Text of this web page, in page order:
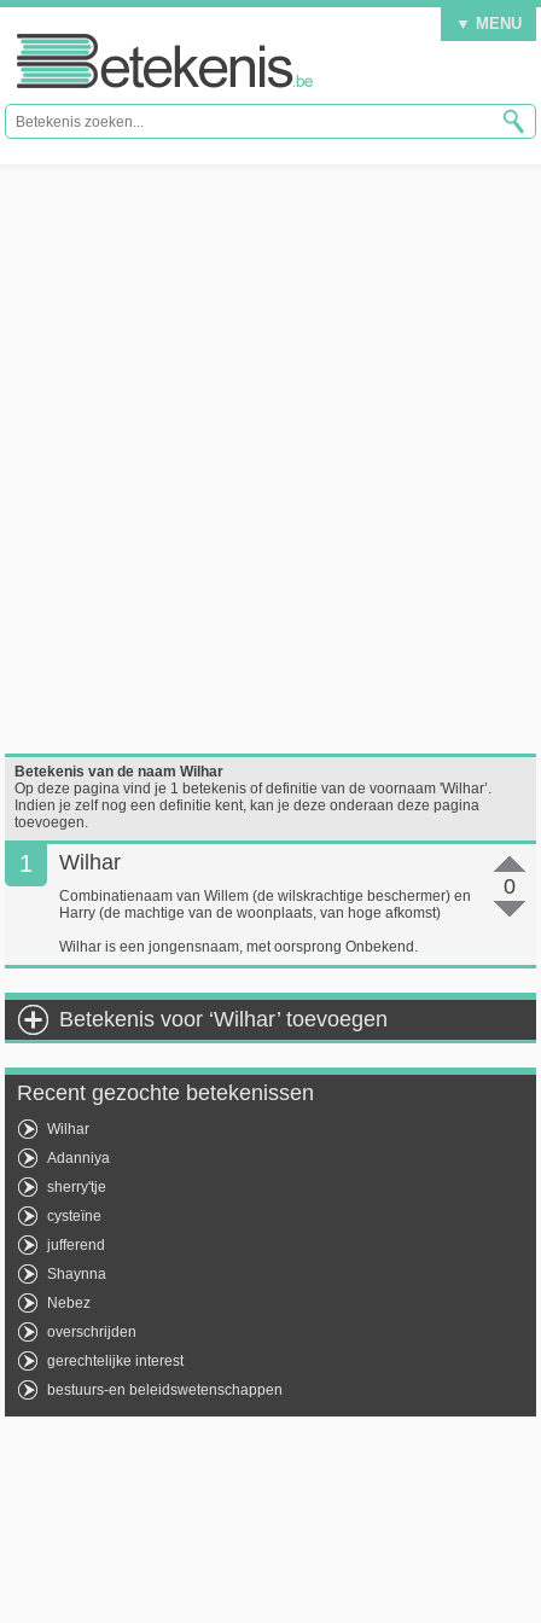
▼ MENU
Betekenis van de naam Wilhar
Op deze pagina vind je 1 betekenis of definitie van de voornaam 'Wilhar’.
Indien je zelf nog een definitie kent, kan je deze onderaan deze pagina
toevoegen.
1
0
Wilhar
Combinatienaam van Willem (de wilskrachtige beschermer) en
Harry (de machtige van de woonplaats, van hoge afkomst)
Wilhar is een jongensnaam, met oorsprong Onbekend.
Betekenis voor ‘Wilhar’ toevoegen
Recent gezochte betekenissen
Wilhar
Adanniya
sherry'tje
cysteïne
jufferend
Shaynna
Nebez
overschrijden
gerechtelijke interest
bestuurs-en beleidswetenschappen